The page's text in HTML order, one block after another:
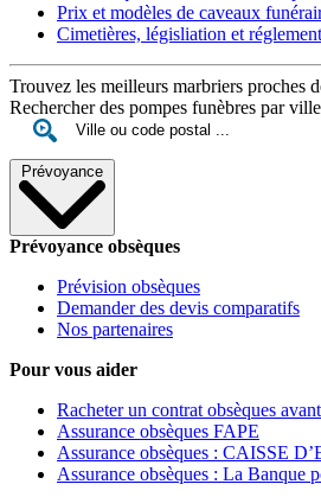
Prix et modèles de caveaux
Cimetières, législiation et réglement
Trouvez les meilleurs marbriers proches
Rechercher des pompes funèbres par
Prévoyance
Prévoyance obsèques
Prévision obsèques
Demander des devis comparatifs
Nos partenaires
Pour vous aider
Racheter un contrat obsèques
Assurance obsèques FAPE
Assurance obsèques : CAISSE
Assurance obsèques : La Banque